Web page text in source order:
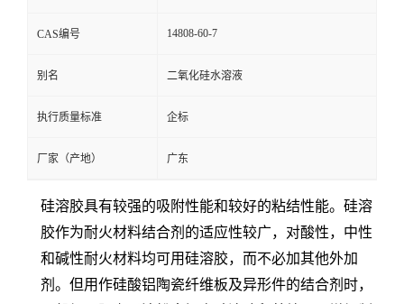
CAS编号 14808-60-7
别名 二氧化硅水溶液
执行质量标准 企标
厂家（产地） 广东
硅溶胶具有较强的吸附性能和较好的粘结性能。硅溶
胶作为耐火材料结合剂的适应性较广，对酸性，中性
和碱性耐火材料均可用硅溶胶，而不必加其他外加
剂。但用作硅酸铝陶瓷纤维板及异形件的结合剂时，